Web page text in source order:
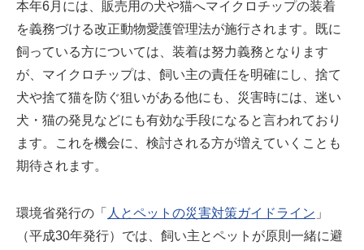
本年6月には、販売用の犬や猫へマイクロチップの装着
を義務づける改正動物愛護管理法が施行されます。既に
飼っている方については、装着は努力義務となります
が、マイクロチップは、飼い主の責任を明確にし、捨て
犬や捨て猫を防ぐ狙いがある他にも、災害時には、迷い
犬・猫の発見などにも有効な手段になると言われており
ます。これを機会に、検討される方が増えていくことも
期待されます。
環境省発行の「 人とペットの災害対策ガイドライン 」
（平成30年発行）では、飼い主とペットが原則一緒に避